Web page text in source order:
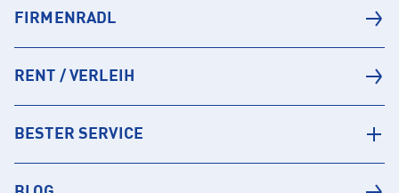
FIRMENRADL
RENT / VERLEIH
BESTER SERVICE